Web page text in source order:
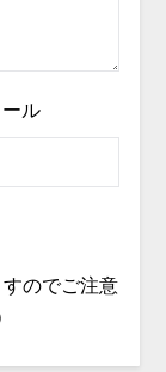
ール
のでご注意